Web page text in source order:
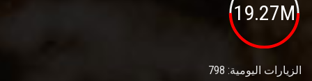
19.27M
الزيارات اليومية: 798